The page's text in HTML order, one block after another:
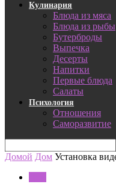
Кулинария
Блюда из мяса
Блюда из рыбы
Бутерброды
Выпечка
Десерты
Напитки
Первые блюда
Салаты
Психология
Отношения
Саморазвитие
Домой Дом Установка